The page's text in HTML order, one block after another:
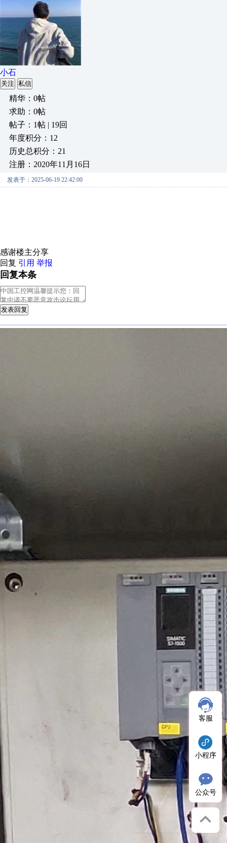
小石
关注 私信
精华：0帖
求助：0帖
帖子：1帖 | 19回
年度积分：12
历史总积分：21
注册：2020年11月16日
发表于：2025-06-19 22:42:00
感谢楼主分享
回复 引用 举报
回复本条
发表回复
客服
小程序
公众号